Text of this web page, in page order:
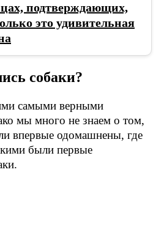
подтверждающих,
это удивительная
собаки?
самыми верными
мы много не знаем о том,
впервые одомашнены, где
были первые